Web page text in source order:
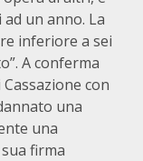
un anno. La
inferiore a sei
A conferma
con
una
una
firma